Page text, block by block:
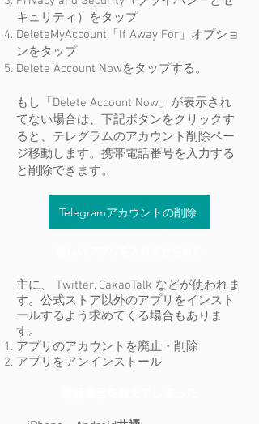
キュリティ）をタップ
DeleteMyAccount「If Away For」オプショ
ンをタップ
Delete Account Nowをタップする。
もし「Delete Account Now」​ が表示され
てない場合は、下記ボタンをクリックす
ると、テレグラムのアカウント削除ペー
ジ移動します。携帯電話番号を入力する
と削除できます。
Telegramアカウントの削除
​主に、 Twitter, CakaoTalk などが使われま
す。公式ストア以外のアプリをインスト
ールするよう求めてくる場合もありま
す。
アプリのアカウントを廃止・削除
​アプリをアンインストール